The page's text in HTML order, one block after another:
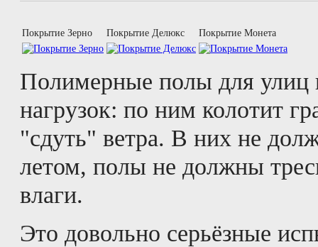
Покрытие Зерно Покрытие Делюкс Покрытие Монета
Полимерные полы для улиц
нагрузок: по ним колотит
"сдуть" ветра. В них не
летом, полы не должны
влаги.
Это довольно серьёзные